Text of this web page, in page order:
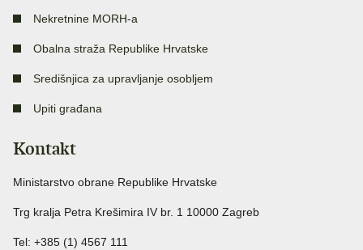
Nekretnine MORH-a
Obalna straža Republike Hrvatske
Središnjica za upravljanje osobljem
Upiti građana
Kontakt
Ministarstvo obrane Republike Hrvatske
Trg kralja Petra Krešimira IV br. 1 10000 Zagreb
Tel: +385 (1) 4567 111